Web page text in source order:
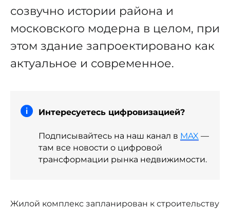
созвучно истории района и
московского модерна в целом, при
этом здание запроектировано как
актуальное и современное.
Интересуетесь цифровизацией?
Подписывайтесь на наш канал в MAX —
там все новости о цифровой
трансформации рынка недвижимости.
Жилой комплекс запланирован к строительству